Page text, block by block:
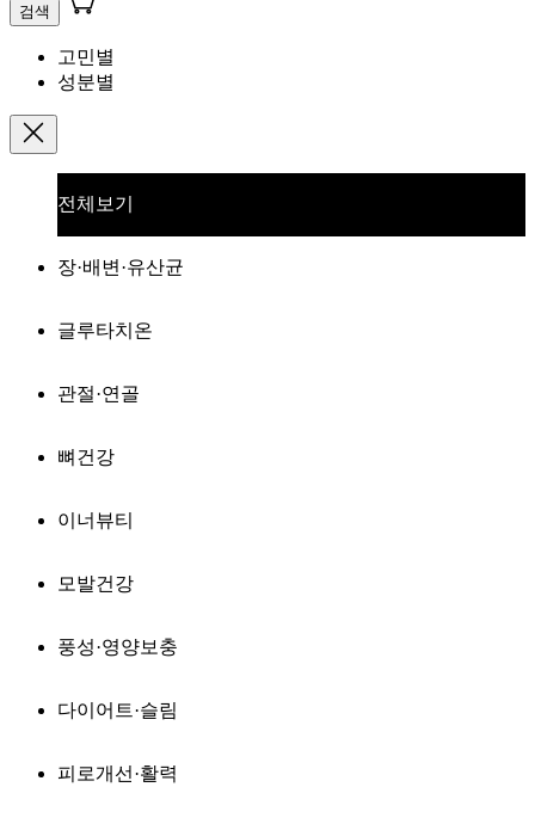
검색
고민별
성분별
전체보기
장·배변·유산균
글루타치온
관절·연골
뼈건강
이너뷰티
모발건강
풍성·영양보충
다이어트·슬림
피로개선·활력